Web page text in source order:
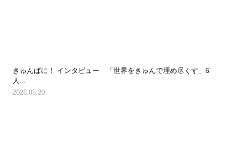
きゅんぱに！ インタビュー 「世界をきゅんで埋め尽くす」6
人...
2026.05.20